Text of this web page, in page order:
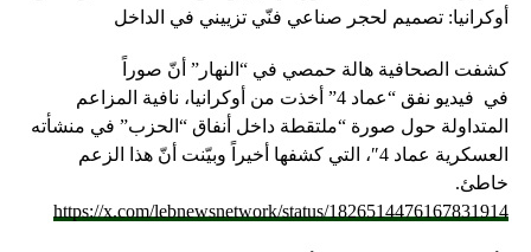
أوكرانيا: تصميم لحجر صناعي فنّي تزييني في الداخل
كشفت الصحافية هالة حمصي في “النهار” أنّ صوراً
في فيديو
نفق “عماد 4” أخذت من أوكرانيا، نافية المزاعم
المتداولة حول صورة “ملتقطة داخل أنفاق “الحزب” في منشأته
العسكرية عماد 4″، التي كشفها أخيراً وبيّنت أنّ هذا الزعم
خاطئ.
https://x.com/lebnewsnetwork/status/1826514476167831914